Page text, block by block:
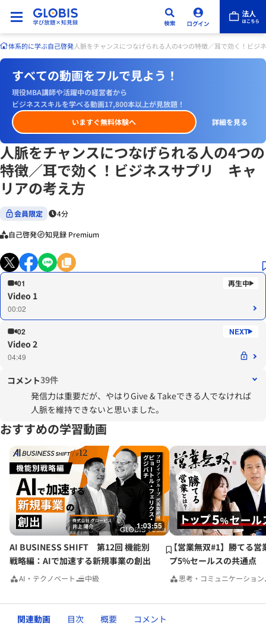
体系的に学ぶ自己啓発人脈をチャンスにつなげられる人の4つの特徴／耳で効く！ビ
すべての動画をフルで見よう！
現役MBA講師や活躍中の経営者から
ビジネススキルを学べる動画17,800本以上が見放題！
いますぐ無料体験へ
詳細を見る
人脈をチャンスにつなげられる人の4つの
特徴／耳で効く！ビジネスサプリ キャ
リアの考え方
会員限定 4分
自己啓発 知見録 Premium
01
Video 1
00:02
02
Video 2
04:49
コメント39件
発信力は重要だが、やはりGive & Takeできる人でなければ
人脈を維持できないと思いました。
おすすめの学習動画
1:03:55
AI BUSINESS SHIFT 第12回 機能別
戦略編：AIで加速する新規事業の創出
AI・テクノベート 中級
【営業無双#1】勝てる営
プ5%セールスの共通点
思考・コミュニケーション
関連動画 目次 概要 コメント